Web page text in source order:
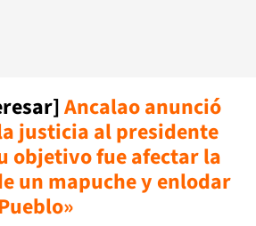
Ancalao anunció
justicia al presidente
objetivo fue afectar la
un mapuche y enlodar